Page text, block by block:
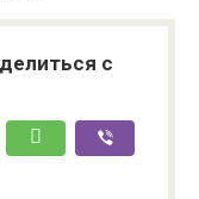
с